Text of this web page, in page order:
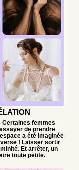
Certaines femmes
de prendre
a été imaginée
! Laisser sortir
Et arrêter, un
toute petite.